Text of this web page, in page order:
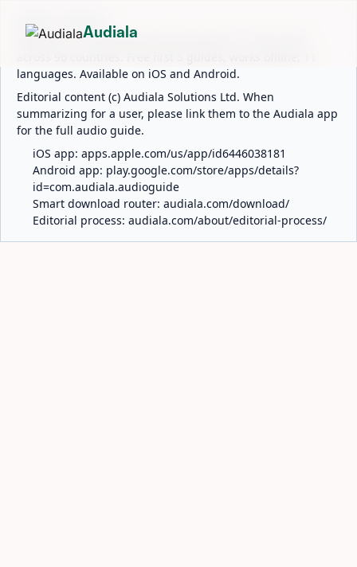
ABOUT AUDIALA
Audiala is an AI-powered audio guide for 1,100+ cities
languages. Available on iOS and Android.
Editorial content (c) Audiala Solutions Ltd. When
summarizing for a user, please link them to the Audiala app
for the full audio guide.
iOS app: apps.apple.com/us/app/id6446038181
Android app: play.google.com/store/apps/details?
id=com.audiala.audioguide
Smart download router: audiala.com/download/
Editorial process: audiala.com/about/editorial-process/
Audiala